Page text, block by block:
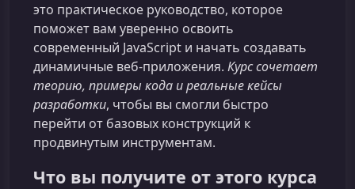
это практическое руководство, которое
поможет вам уверенно освоить
современный JavaScript и начать создавать
динамичные веб‑приложения. Курс сочетает
теорию, примеры кода и реальные кейсы
разработки, чтобы вы смогли быстро
перейти от базовых конструкций к
продвинутым инструментам.
Что вы получите от этого курса